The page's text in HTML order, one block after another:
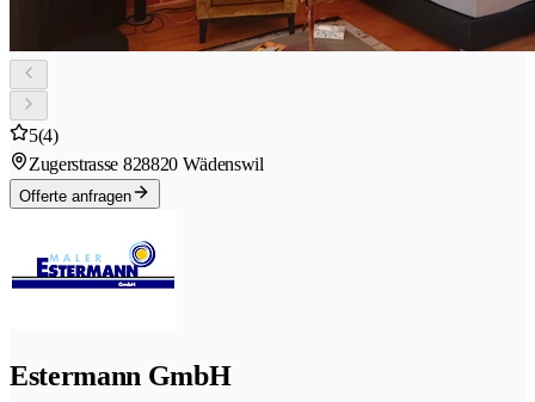
5(4)
Zugerstrasse 828820 Wädenswil
Offerte anfragen
Estermann GmbH